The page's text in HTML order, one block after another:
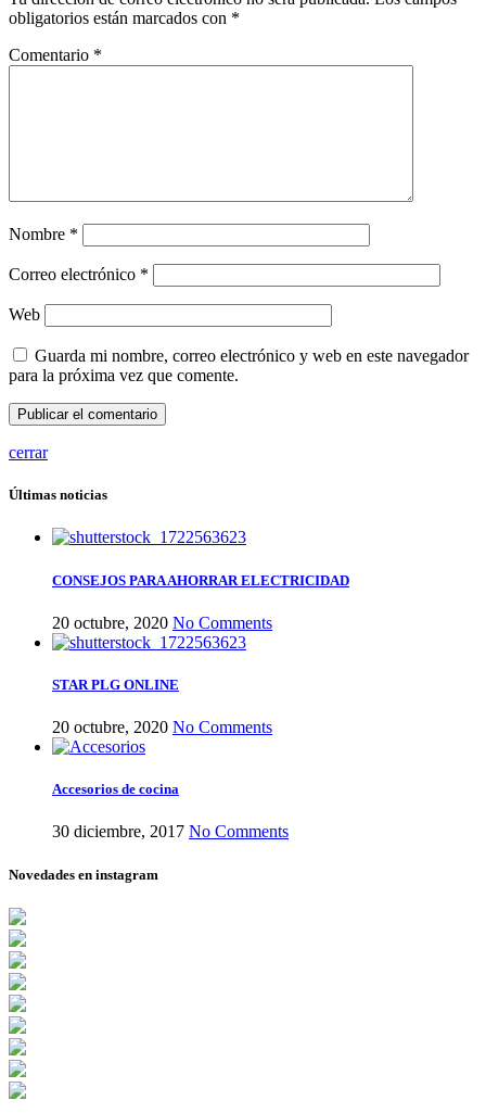
obligatorios están marcados con *
Comentario *
Nombre *
Correo electrónico *
Web
Guarda mi nombre, correo electrónico y web en este navegador
para la próxima vez que comente.
cerrar
Últimas noticias
CONSEJOS PARA AHORRAR ELECTRICIDAD
20 octubre, 2020 No Comments
STAR PLG ONLINE
20 octubre, 2020 No Comments
Accesorios de cocina
30 diciembre, 2017 No Comments
Novedades en instagram